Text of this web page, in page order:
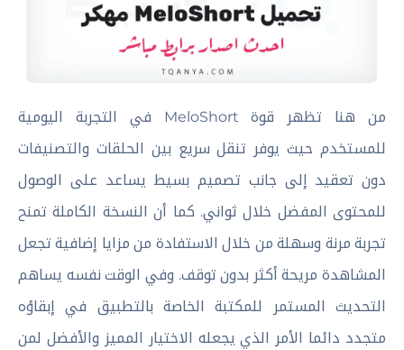
من هنا تظهر قوة MeloShort في التجربة اليومية
للمستخدم حيث يوفر تنقل سريع بين الحلقات والتصنيفات
دون تعقيد إلى جانب تصميم بسيط يساعد على الوصول
للمحتوى المفضل خلال ثواني. كما أن النسخة الكاملة تمنح
تجربة مرنة وسهلة من خلال الاستفادة من مزايا إضافية تجعل
المشاهدة مريحة أكثر بدون توقف. وفي الوقت نفسه يساهم
التحديث المستمر للمكتبة الخاصة بالتطبيق في إبقاؤه
متجدد دائما الأمر الذي يجعله الاختيار المميز والأفضل لمن